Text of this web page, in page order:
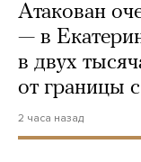
Атакован
— в
в двух
от границы
2 часа назад